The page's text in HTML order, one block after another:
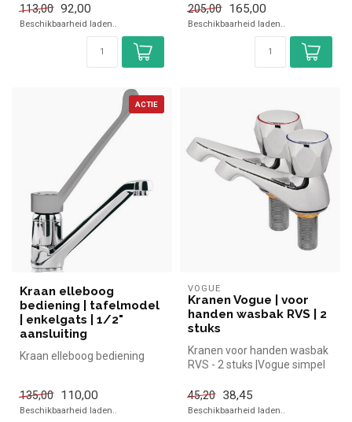
113,00 92,00
Beschikbaarheid laden..
Z...
205,00 165,00
Beschikbaarheid laden..
ACTIE
Kraan elleboog
bediening | tafelmodel
| enkelgats | 1/2"
aansluiting
Kraan elleboog bediening
135,00 110,00
Beschikbaarheid laden..
VOGUE
Kranen Vogue | voor
handen wasbak RVS | 2
stuks
Kranen voor handen wasbak
RVS - 2 stuks |Vogue simpel
45,20
38,45
Beschikbaarheid laden..